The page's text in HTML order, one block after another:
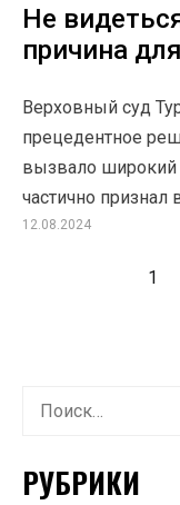
Не
причина
Верховный суд
прецедентное
вызвало широкий
частично признал
12.08.2024
Пагинация
1
Найти:
РУБРИКИ